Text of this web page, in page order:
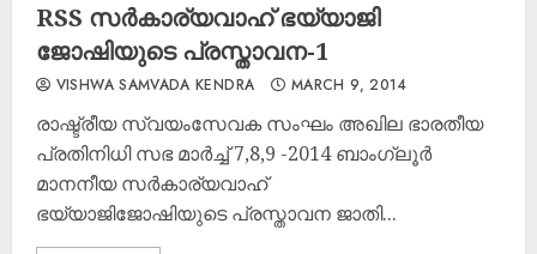
RSS സര്‍കാര്യവാഹ് ഭയ്യാജി
ജോഷിയുടെ പ്രസ്താവന-1
VISHWA SAMVADA KENDRA MARCH 9, 2014
രാഷ്ട്രീയ സ്വയംസേവക സംഘം അഖില ഭാരതീയ
പ്രതിനിധി സഭ മാര്‍ച്ച്‌ 7,8,9 -2014 ബാംഗ്ലൂര്‍
മാനനീയ സര്‍കാര്യവാഹ്
ഭയ്യാജിജോഷിയുടെ പ്രസ്താവന ജാതി...